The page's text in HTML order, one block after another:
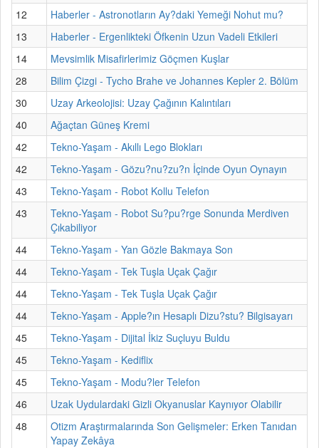
12
Haberler - Astronotların Ay?daki Yemeği Nohut mu?
13
Haberler - Ergenlikteki Öfkenin Uzun Vadeli Etkileri
14
Mevsimlik Misafirlerimiz Göçmen Kuşlar
28
Bilim Çizgi - Tycho Brahe ve Johannes Kepler 2. Bölüm
30
Uzay Arkeolojisi: Uzay Çağının Kalıntıları
40
Ağaçtan Güneş Kremi
42
Tekno-Yaşam - Akıllı Lego Blokları
42
Tekno-Yaşam - Gözu?nu?zu?n İçinde Oyun Oynayın
43
Tekno-Yaşam - Robot Kollu Telefon
43
Tekno-Yaşam - Robot Su?pu?rge Sonunda Merdiven
Çıkabiliyor
44
Tekno-Yaşam - Yan Gözle Bakmaya Son
44
Tekno-Yaşam - Tek Tuşla Uçak Çağır
44
Tekno-Yaşam - Tek Tuşla Uçak Çağır
44
Tekno-Yaşam - Apple?ın Hesaplı Dizu?stu? Bilgisayarı
45
Tekno-Yaşam - Dijital İkiz Suçluyu Buldu
45
Tekno-Yaşam - Kediflix
45
Tekno-Yaşam - Modu?ler Telefon
46
Uzak Uydulardaki Gizli Okyanuslar Kaynıyor Olabilir
48
Otizm Araştırmalarında Son Gelişmeler: Erken Tanıdan
Yapay Zekâya